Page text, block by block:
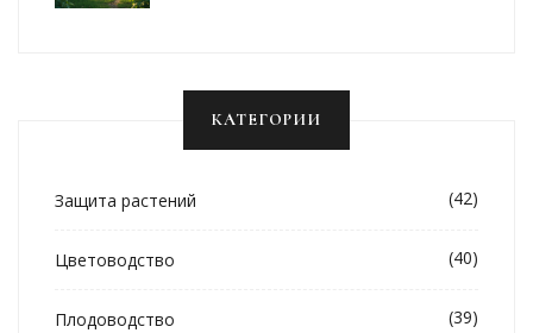
КАТЕГОРИИ
Защита растений (42)
Цветоводство (40)
Плодоводство (39)